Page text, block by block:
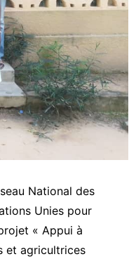
ARCOD
CONSTRUIRE ENSEMBLE
MAPTO
PASDI-AFRIQUE
ADIEJ
Nous soutenir
National des
Unies pour
« Appui à
et agricultrices